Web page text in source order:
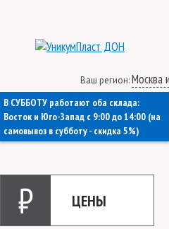
Ваш регион:Москва
В СУББОТУ работают оба склада:
Восток и Юго-Запад c 9:00 до 14:00 (на
самовывоз в субботу - скидка 5%)
₽ ЦЕНЫ